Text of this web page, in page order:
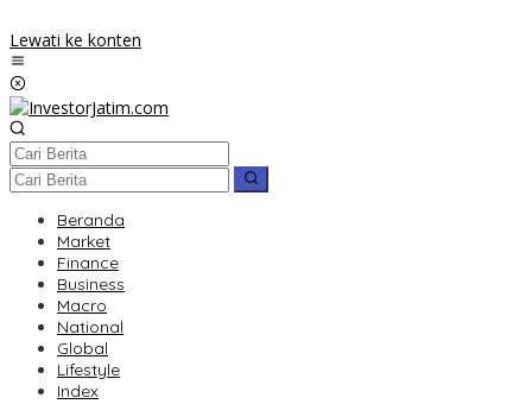
Lewati ke konten
Beranda
Market
Finance
Business
Macro
National
Global
Lifestyle
Index